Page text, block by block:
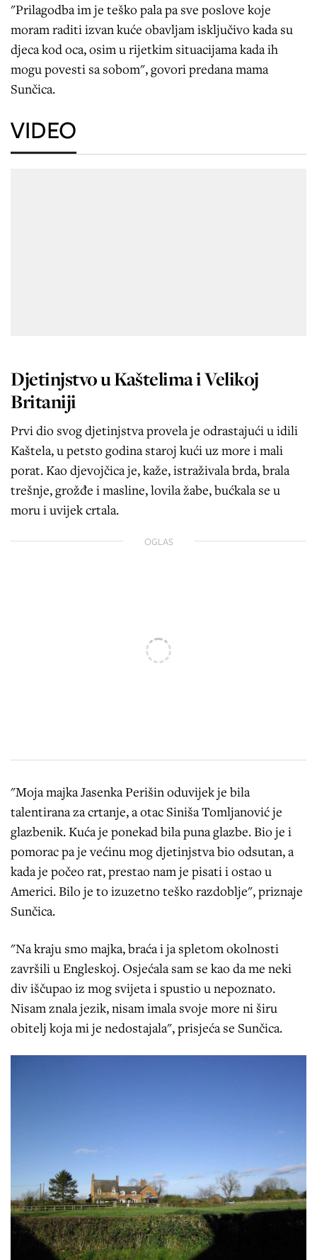
"Prilagodba im je teško pala pa sve poslove koje
moram raditi izvan kuće obavljam isključivo kada su
djeca kod oca, osim u rijetkim situacijama kada ih
mogu povesti sa sobom", govori predana mama
Sunčica.
VIDEO
Djetinjstvo u Kaštelima i Velikoj
Britaniji
Prvi dio svog djetinjstva provela je odrastajući u idili
Kaštela, u petsto godina staroj kući uz more i mali
porat. Kao djevojčica je, kaže, istraživala brda, brala
trešnje, grožđe i masline, lovila žabe, bućkala se u
moru i uvijek crtala.
OGLAS
"Moja majka Jasenka Perišin oduvijek je bila
talentirana za crtanje, a otac Siniša Tomljanović je
glazbenik. Kuća je ponekad bila puna glazbe. Bio je i
pomorac pa je većinu mog djetinjstva bio odsutan, a
kada je počeo rat, prestao nam je pisati i ostao u
Americi. Bilo je to izuzetno teško razdoblje", priznaje
Sunčica.
"Na kraju smo majka, braća i ja spletom okolnosti
završili u Engleskoj. Osjećala sam se kao da me neki
div iščupao iz mog svijeta i spustio u nepoznato.
Nisam znala jezik, nisam imala svoje more ni širu
obitelj koja mi je nedostajala", prisjeća se Sunčica.